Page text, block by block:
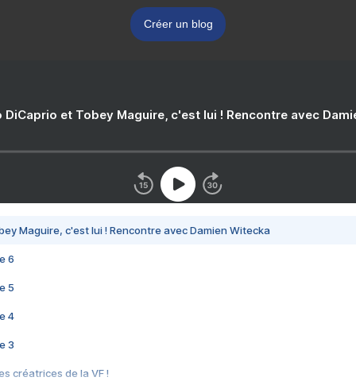
Créer un blog
DiCaprio et Tobey Maguire, c'est lui ! Rencontre avec
Maguire, c'est lui ! Rencontre avec Damien Witecka
6
5
4
3
créatrices de la VF !